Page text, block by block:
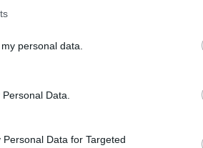
personal data.
Data.
Data for Targeted
συγκεκριμένο. Βλέπει.
βάσει αυτού που του
driven engagement,
products και για περιπτώσεις
το χρειαζόταν.